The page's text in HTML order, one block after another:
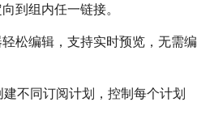
到组内任一链接。
松编辑，支持实时预览，无需编
不同订阅计划，控制每个计划